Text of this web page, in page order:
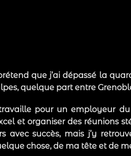
que j’ai dépassé la
quelque part entre
pour un employeur
et organiser des réunions
avec succès, mais j’y
chose, de ma tête et de